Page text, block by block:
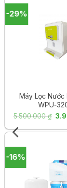
-29%
Máy Lọc Nước
WPU-
5.500.000₫ Giá
-16%₫.